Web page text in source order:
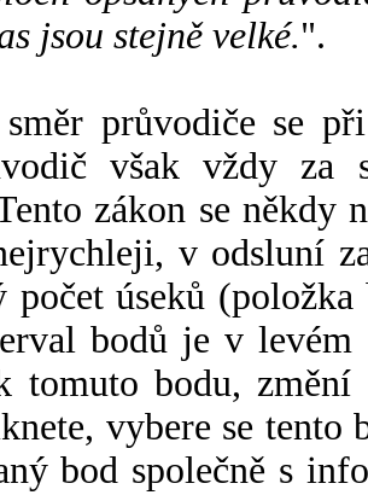
jsou stejně velké.".
průvodiče se
však vždy za
zákon se někdy
v odsluní
počet úseků
bodů je v
tomuto bodu,
vybere se tento
bod společně s